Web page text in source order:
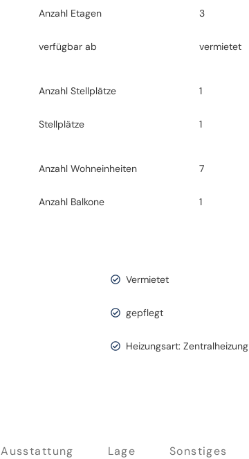
Anzahl Etagen 3
verfügbar ab vermietet
Anzahl Stellplätze 1
Stellplätze 1
Anzahl Wohneinheiten 7
Anzahl Balkone 1
Vermietet
gepflegt
Heizungsart: Zentralheizung
Ausstattung Lage Sonstiges